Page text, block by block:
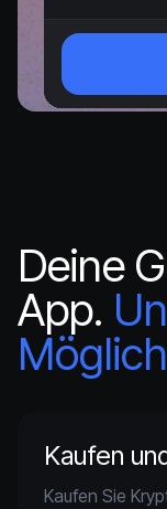
Deine
App.
Kaufen
Kaufen Sie